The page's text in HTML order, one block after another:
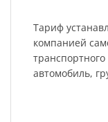
Тариф
компанией
автомобиль,